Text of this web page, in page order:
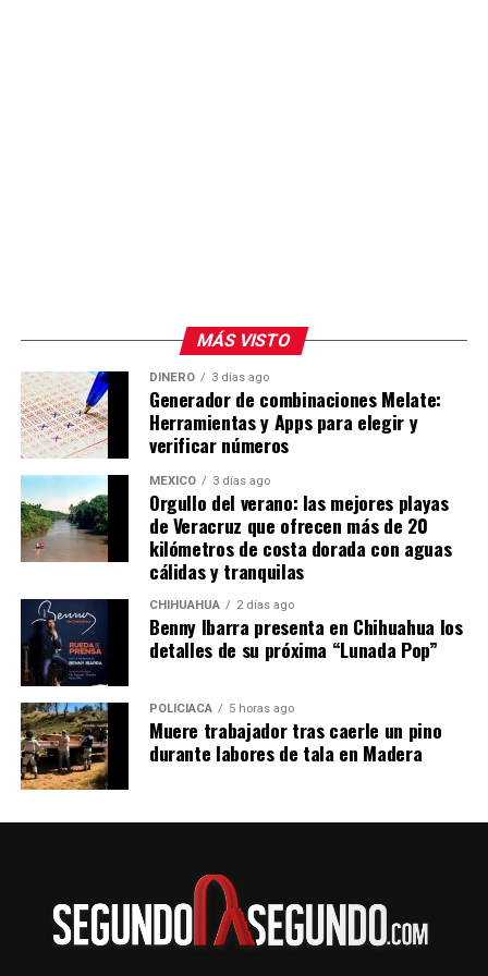
MÁS VISTO
DINERO 3 días ago
Generador de combinaciones Melate:
Herramientas y Apps para elegir y
verificar números
MÉXICO 3 días ago
Orgullo del verano: las mejores playas
de Veracruz que ofrecen más de 20
kilómetros de costa dorada con aguas
cálidas y tranquilas
CHIHUAHUA 2 días ago
Benny Ibarra presenta en Chihuahua los
detalles de su próxima “Lunada Pop”
POLICIACA 5 horas ago
Muere trabajador tras caerle un pino
durante labores de tala en Madera